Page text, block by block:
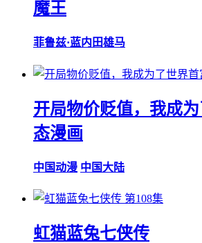
魔王
菲鲁兹·蓝内田雄马
开局物价贬值，我成
态漫画
中国动漫 中国大陆
第108集
虹猫蓝兔七侠传